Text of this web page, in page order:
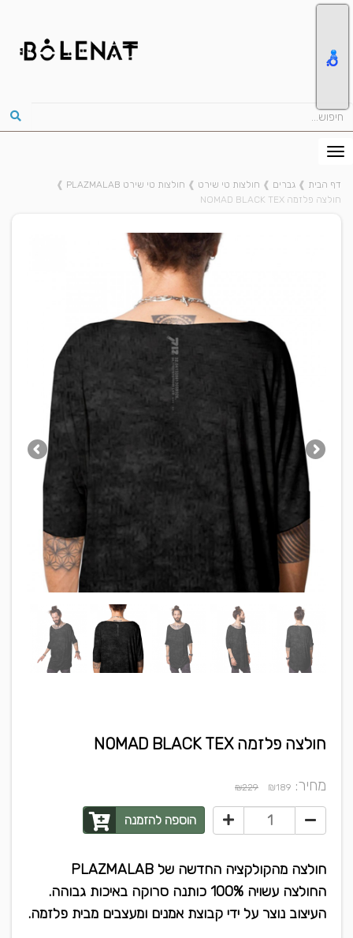
דף הבית ❱ גברים ❱ חולצות טי שירט ❱ חולצות טי שירט PLAZMALAB
❱
חולצה פלזמה NOMAD BLACK TEX
חולצה פלזמה NOMAD BLACK TEX
מחיר: ₪189
₪229
הוספה להזמנה
חולצה מהקולקציה החדשה של PLAZMALAB
החולצה עשויה 100% כותנה סרוקה באיכות גבוהה.
העיצוב נוצר על ידי קבוצת אמנים ומעצבים מבית פלזמה.